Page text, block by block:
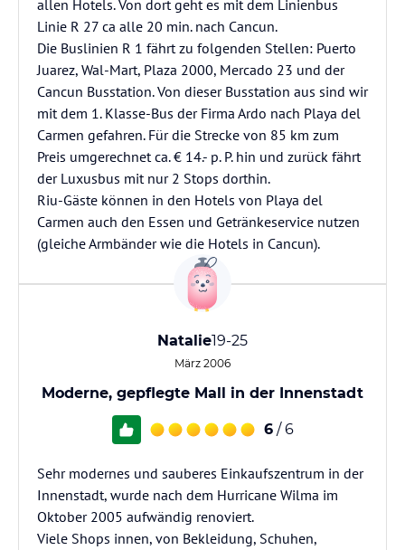
allen Hotels. Von dort geht es mit dem Linienbus
Linie R 27 ca alle 20 min. nach Cancun.
Die Buslinien R 1 fährt zu folgenden Stellen: Puerto
Juarez, Wal-Mart, Plaza 2000, Mercado 23 und der
Cancun Busstation. Von dieser Busstation aus sind wir
mit dem 1. Klasse-Bus der Firma Ardo nach Playa del
Carmen gefahren. Für die Strecke von 85 km zum
Preis umgerechnet ca. € 14.- p. P. hin und zurück fährt
der Luxusbus mit nur 2 Stops dorthin.
Riu-Gäste können in den Hotels von Playa del
Carmen auch den Essen und Getränkeservice nutzen
(gleiche Armbänder wie die Hotels in Cancun).
Natalie19-25
März 2006
Moderne, gepflegte Mall in der Innenstadt
6 / 6
Sehr modernes und sauberes Einkaufszentrum in der
Innenstadt, wurde nach dem Hurricane Wilma im
Oktober 2005 aufwändig renoviert.
Viele Shops innen, von Bekleidung, Schuhen,